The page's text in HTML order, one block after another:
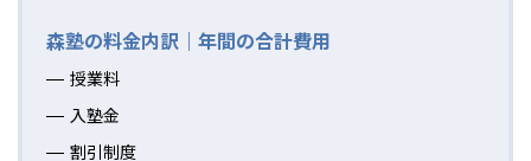
森塾の料金内訳｜年間の合計費用
授業料
入塾金
割引制度